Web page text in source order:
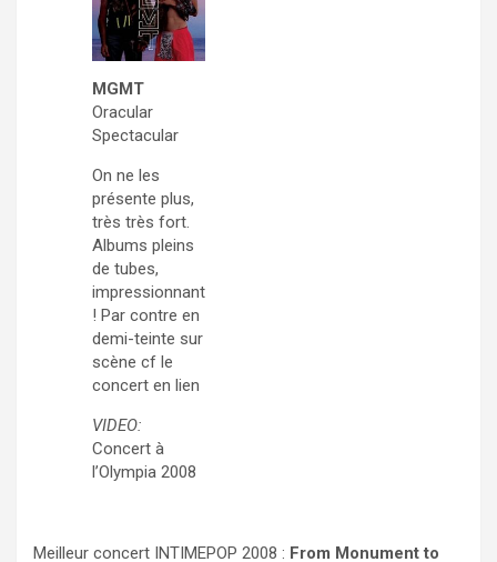
MGMT
Oracular
Spectacular
On ne les
présente plus,
très très fort.
Albums pleins
de tubes,
impressionnant
! Par contre en
demi-teinte sur
scène cf le
concert en lien
VIDEO:
Concert à
l’Olympia 2008
Meilleur concert INTIMEPOP 2008 : From Monument to